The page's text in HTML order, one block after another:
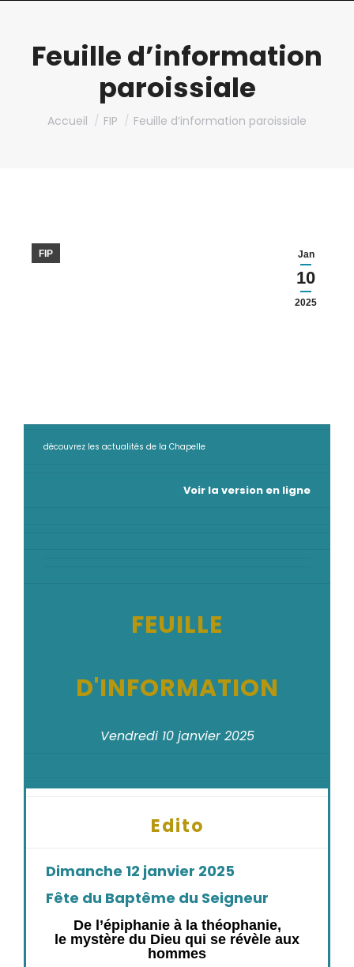
Feuille d’information
paroissiale
Vous êtes ici :
Accueil FIP Feuille d’information paroissiale
Jan
10
2025
FIP
découvrez les actualités de la Chapelle
Voir la version en ligne
FEUILLE
D'INFORMATION
Vendredi 10 janvier 2025
Edito
Dimanche 12 janvier 2025
Fête du Baptême du Seigneur
De l’épiphanie à la théophanie,
le mystère du Dieu qui se révèle aux
hommes